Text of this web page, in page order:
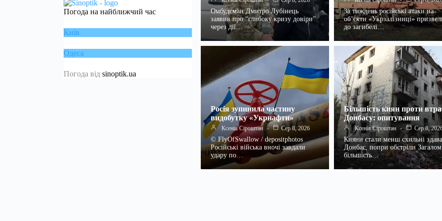
Погода на найближчий час
Київ
Одеса
Погода від sinoptik.ua
Омбудсман Дмитро Лубінець
заявив про “глибоку кризу довіри”
через дії…
За тиждень російські атаки на
об’єкти «Укрзалізниці»
до загибелі…
Росія зупинила частину
видобутку «Укрнафти»
Ксенія Сіроштан Сер 8, 2026
© FlyOfSwallow / depositphotos
Російські війська вночі завдали
удару по…
Більшість киян проти
Донбасу: опитування
Ксенія Сіроштан Сер 8,
Кияни стали менш схильні
Донбас, попри обстріли Загалом
більшість…